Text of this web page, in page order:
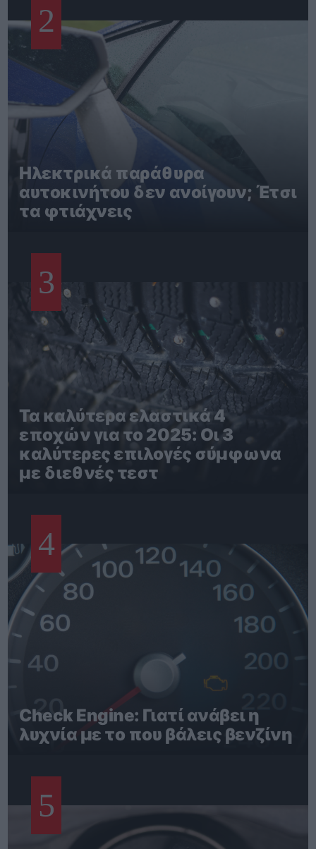
2
Ηλεκτρικά παράθυρα
αυτοκινήτου δεν ανοίγουν; Έτσι
τα φτιάχνεις
3
Τα καλύτερα ελαστικά 4
εποχών για το 2025: Οι 3
καλύτερες επιλογές σύμφωνα
με διεθνές τεστ
4
Check Engine: Γιατί ανάβει η
λυχνία με το που βάλεις βενζίνη
5